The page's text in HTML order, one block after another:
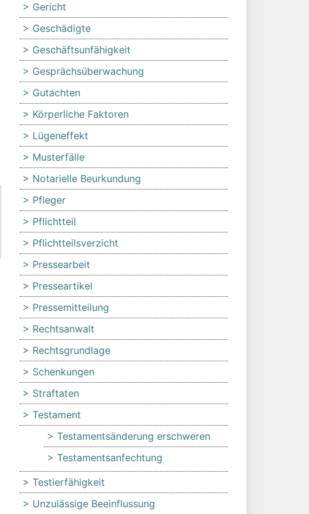
Gericht
Geschädigte
Geschäftsunfähigkeit
Gesprächsüberwachung
Gutachten
Körperliche Faktoren
Lügeneffekt
Musterfälle
Notarielle Beurkundung
Pfleger
Pflichtteil
Pflichtteilsverzicht
Pressearbeit
Presseartikel
Pressemitteilung
Rechtsanwalt
Rechtsgrundlage
Schenkungen
Straftaten
Testament
Testamentsänderung erschweren
Testamentsanfechtung
Testierfähigkeit
Unzulässige Beeinflussung